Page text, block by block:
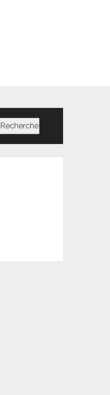
Recherche